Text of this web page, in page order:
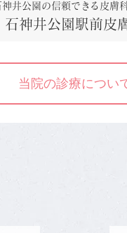
神井公園の信頼できる皮膚
石神井公園駅前皮
当院の診療につい